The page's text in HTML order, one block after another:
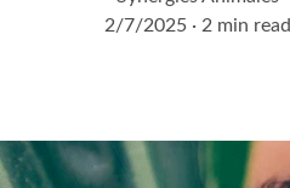
2/7/2025
2 min read